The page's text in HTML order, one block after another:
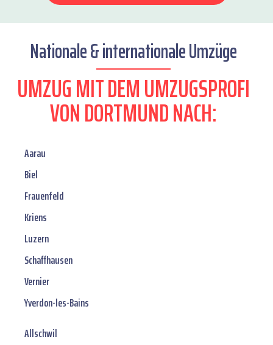
Nationale & internationale Umzüge
UMZUG MIT DEM UMZUGSPROFI
VON DORTMUND NACH:
Aarau
Biel
Frauenfeld
Kriens
Luzern
Schaffhausen
Vernier
Yverdon-les-Bains
Allschwil